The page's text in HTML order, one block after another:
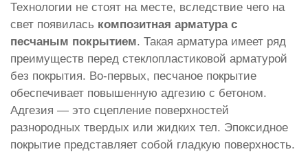
Технологии не стоят на месте, вследствие чего на
свет появилась композитная арматура с
песчаным покрытием. Такая арматура имеет ряд
преимуществ перед стеклопластиковой арматурой
без покрытия. Во-первых, песчаное покрытие
обеспечивает повышенную адгезию с бетоном.
Адгезия — это сцепление поверхностей
разнородных твердых или жидких тел. Эпоксидное
покрытие представляет собой гладкую поверхность.